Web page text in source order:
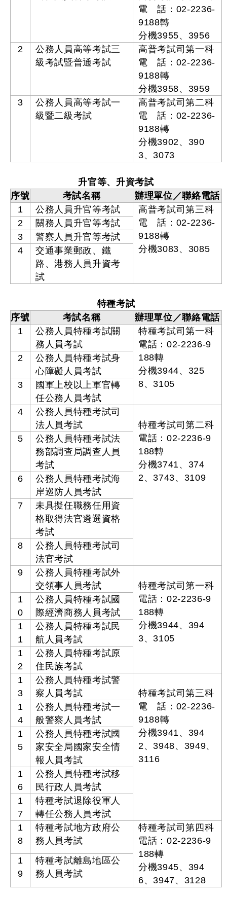
電 話：02-2236-
9188轉
分機3955、3956
2
公務人員高等考試三
級考試暨普通考試
高普考試司第一科
電 話：02-2236-
9188轉
分機3958、3959
3
公務人員高等考試一
級暨二級考試
高普考試司第二科
電 話：02-2236-
9188轉
分機3902、390
3、3073
升官等、升資考試
序號
考試名稱
辦理單位／聯絡電話
1
公務人員升官等考試
高普考試司第三科
電 話：02-2236-
9188轉
分機3083、3085
2
關務人員升官等考試
3
警察人員升官等考試
4
交通事業郵政、鐵
路、港務人員升資考
試
特種考試
序號
考試名稱
辦理單位／聯絡電話
1
公務人員特種考試關
務人員考試
特種考試司第一科
電話：02-2236-9
188轉
分機3944、325
8、3105
2
公務人員特種考試身
心障礙人員考試
3
國軍上校以上軍官轉
任公務人員考試
4
公務人員特種考試司
法人員考試
特種考試司第二科
電話：02-2236-9
188轉
分機3741、374
2、3743、3109
5
公務人員特種考試法
務部調查局調查人員
考試
6
公務人員特種考試海
岸巡防人員考試
7
未具擬任職務任用資
格取得法官遴選資格
考試
8
公務人員特種考試司
法官考試
9
公務人員特種考試外
交領事人員考試
特種考試司第一科
電話：02-2236-9
188轉
分機3944、394
3、3105
1
0
公務人員特種考試國
際經濟商務人員考試
1
1
公務人員特種考試民
航人員考試
1
2
公務人員特種考試原
住民族考試
1
3
公務人員特種考試警
察人員考試
特種考試司第三科
電 話：02-2236-
9188轉
分機3941、394
2、3948、3949、
3116
1
4
公務人員特種考試一
般警察人員考試
1
5
公務人員特種考試國
家安全局國家安全情
報人員考試
1
6
公務人員特種考試移
民行政人員考試
1
7
特種考試退除役軍人
轉任公務人員考試
1
8
特種考試地方政府公
務人員考試
特種考試司第四科
電話：02-2236-9
188轉
分機3945、394
6、3947、3128
1
9
特種考試離島地區公
務人員考試